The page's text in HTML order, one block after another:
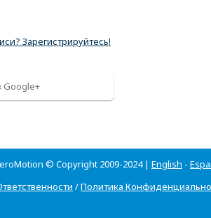
Зарегистрируйтесь!
Google+
© Copyright 2009-2024 | English -
/Политика